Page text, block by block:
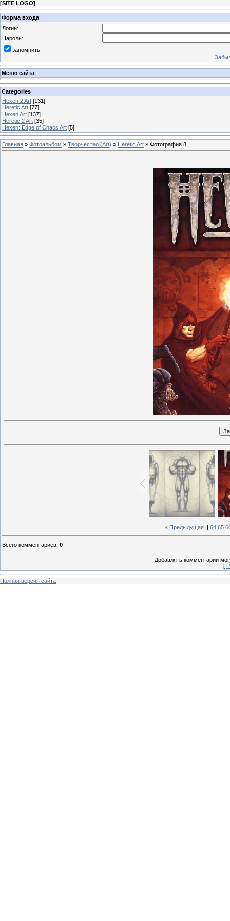
[SITE LOGO]
Форма входа
Логин:
Пароль:
запомнить
Меню сайта
Categories
Hexen 2 Art [131]
Heretic Art [77]
Hexen Art [137]
Heretic 2 Art [35]
Hexen: Edge of Chaos Art [5]
Главная » Фотоальбом » Творчество (Art) » Heretic Art » Фотография 8
« Предыдущая 64 65
Всего комментариев: 0
Добавлять комментарии
[
Полная версия сайта